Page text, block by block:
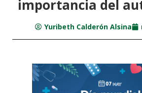
importancia del
Yuribeth Calderón Alsina